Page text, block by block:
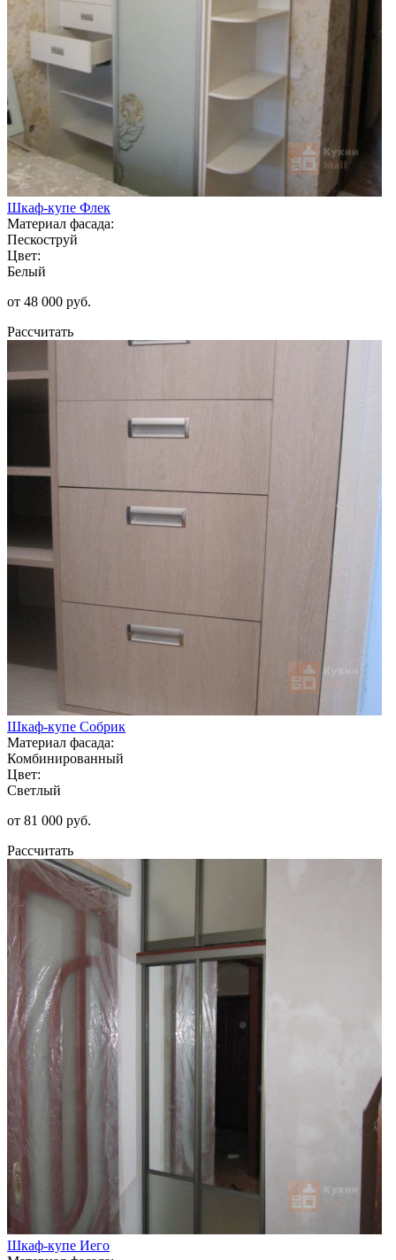
Шкаф-купе Флек
Материал фасада:
Пескоструй
Цвет:
Белый
от 48 000 руб.
Рассчитать
Шкаф-купе Собрик
Материал фасада:
Комбинированный
Цвет:
Светлый
от 81 000 руб.
Рассчитать
Шкаф-купе Иего